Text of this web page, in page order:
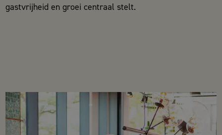
gastvrijheid en groei centraal stelt.